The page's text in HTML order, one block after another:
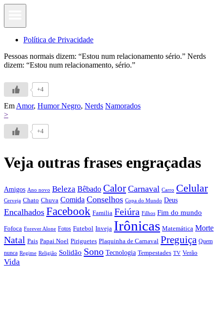
Política de Privacidade
Pessoas normais dizem: “Estou num relacionamento sério.” Nerds
dizem: “Estou num relacionamento, sério.”
+4
Em Amor, Humor Negro, Nerds Namorados
>
+4
Veja outras frases engraçadas
Amigos Ano novo Beleza Bêbado Calor Carnaval Carro Celular
Cerveja Chato Chuva Comida Conselhos Copa do Mundo Deus
Encalhados Facebook Familia Feiúra Filhos Fim do mundo
Fofoca Forever Alone Fotos Futebol Inveja Irônicas Matemática Morte
Natal Pais Papai Noel Piriguetes Plaquinha de Carnaval Preguiça Quem
nunca Regime Religião Solidão Sono Tecnologia Tempestades TV Verão
Vida